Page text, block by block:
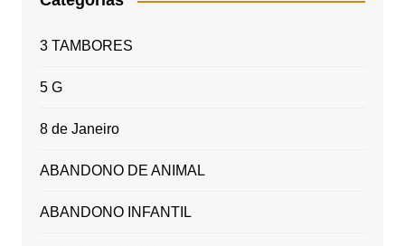
3 TAMBORES
5 G
8 de Janeiro
ABANDONO DE ANIMAL
ABANDONO INFANTIL